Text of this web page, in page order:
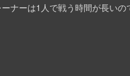
ナーは1人で戦う時間が長いの